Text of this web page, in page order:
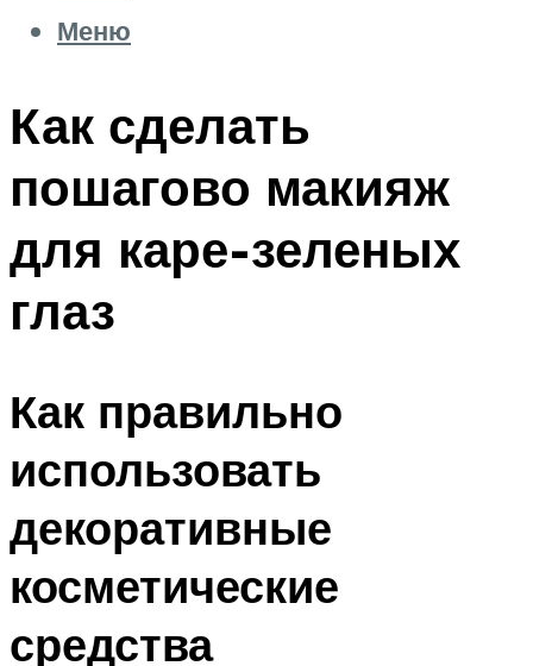
Меню
Как сделать
пошагово макияж
для каре-зеленых
глаз
Как правильно
использовать
декоративные
косметические
средства